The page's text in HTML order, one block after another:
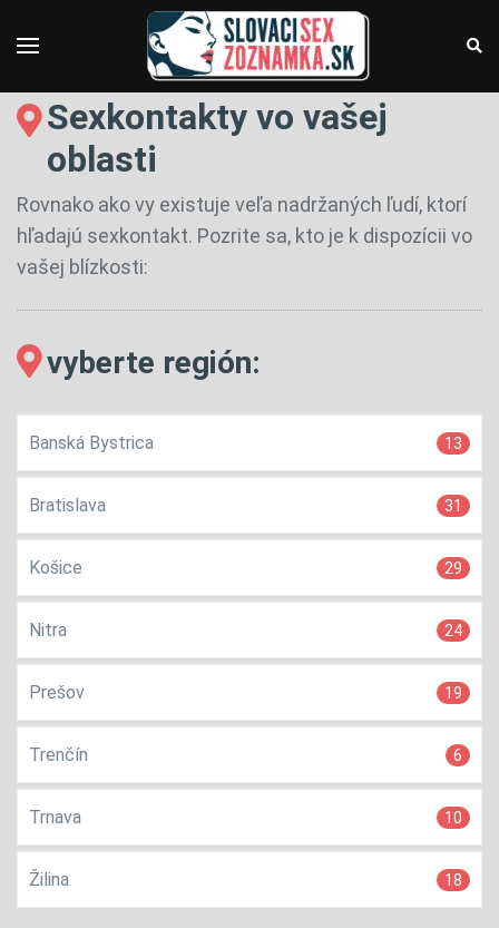
Sexkontakty vo vašej
oblasti
Rovnako ako vy existuje veľa nadržaných ľudí, ktorí
hľadajú sexkontakt. Pozrite sa, kto je k dispozícii vo
vašej blízkosti:
vyberte región:
Banská Bystrica 13
Bratislava 31
Košice 29
Nitra 24
Prešov 19
Trenčín 6
Trnava 10
Žilina 18